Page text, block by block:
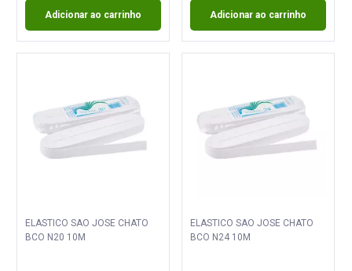
Adicionar ao carrinho Adicionar ao carrinho
ELASTICO SAO JOSE CHATO
BCO N20 10M
ELASTICO SAO JOSE CHATO
BCO N24 10M